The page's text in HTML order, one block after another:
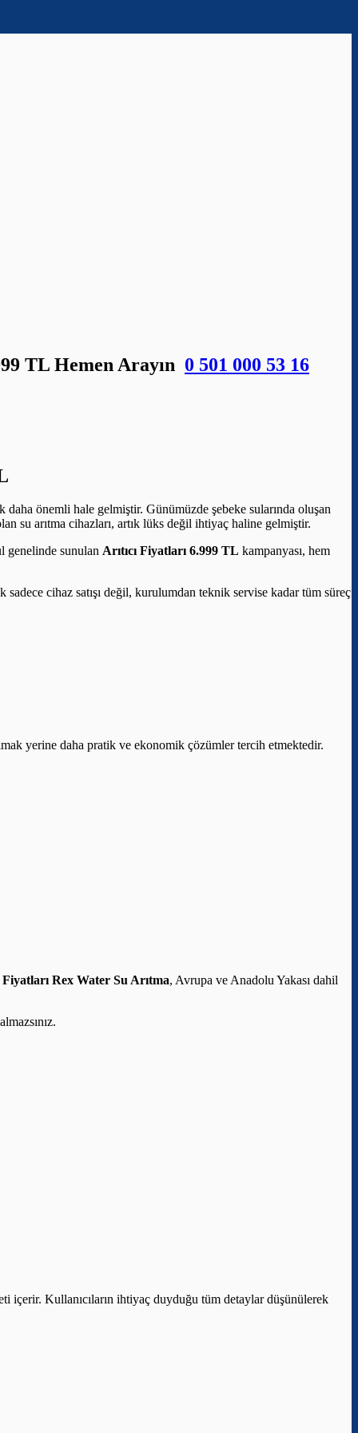
TL Hemen Arayın 0 501 000 53 16
daha önemli hale gelmiştir. Günümüzde şebeke sularında oluşan
su arıtma cihazları, artık lüks değil ihtiyaç haline gelmiştir.
genelinde sunulan Arıtıcı Fiyatları 6.999 TL kampanyası, hem
cihaz satışı değil, kurulumdan teknik servise kadar tüm süreç
yerine daha pratik ve ekonomik çözümler tercih etmektedir.
Fiyatları Rex Water Su Arıtma, Avrupa ve Anadolu Yakası dahil
içerir. Kullanıcıların ihtiyaç duyduğu tüm detaylar düşünülerek